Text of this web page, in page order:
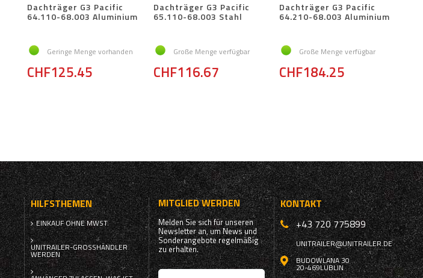
Dachträger G3 Pacific
64.110-68.003 Aluminium
Geringe Menge vorhanden
CHF125.45
Dachträger G3 Pacific
65.110-68.003 Stahl
Große Menge verfügbar
CHF116.67
Dachträger G3 Pacific
64.210-68.003 Aluminium
Große Menge verfügbar
CHF184.25
HILFSTHEMEN
EINKAUF OHNE MWST.
UNITRAILER-GROSSHÄNDLER W
ERDEN
MITGLIED WERDEN
Melden Sie sich für unseren
Newsletter an, um News und
Sonderangebote regelmäßig
zu erhalten.
KONTAKT
+43 720 775899
UNITRAILER@UNITRAILER.DE
BUDOWLANA 30
20-469LUBLIN